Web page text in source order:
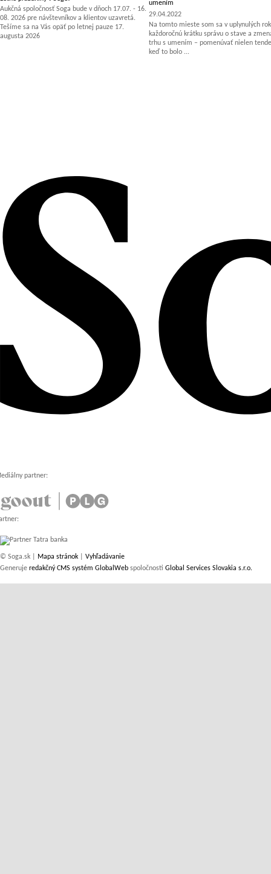
Aukčná spoločnosť Soga bude v dňoch 17.07. - 16.
08. 2026 pre návštevníkov a klientov uzavretá.
Tešíme sa na Vás opäť po letnej pauze 17.
augusta 2026
umením
29.04.2022
Na tomto mieste som sa v uplynulých
každoročnú krátku správu o stave a
trhu s umením – pomenúvať nielen
keď to bolo ...
partner:
© Soga.sk | Mapa stránok
Vyhľadávanie
Generuje redakčný CMS systém GlobalWeb spoločnosti Global Services Slovakia s.r.o.